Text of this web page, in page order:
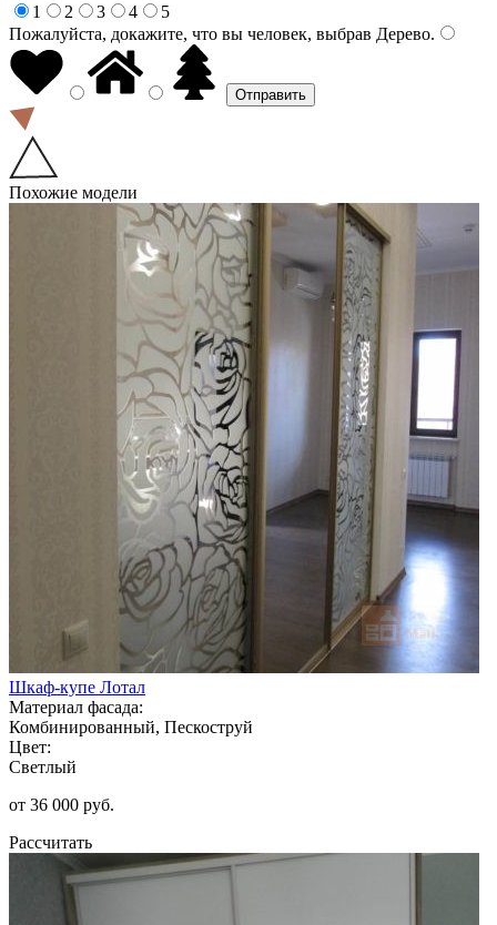
1
2 3 4
5
Пожалуйста, докажите, что вы человек, выбрав Дерево.
Похожие модели
Шкаф-купе Лотал
Материал фасада:
Комбинированный, Пескоструй
Цвет:
Светлый
от 36 000 руб.
Рассчитать